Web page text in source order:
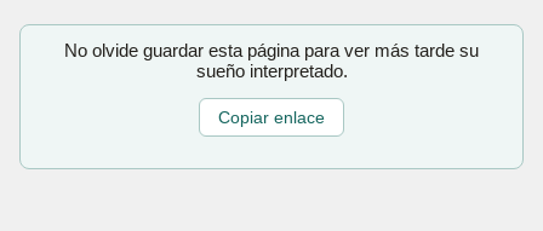
No olvide guardar esta página para ver más tarde su
sueño interpretado.
Copiar enlace